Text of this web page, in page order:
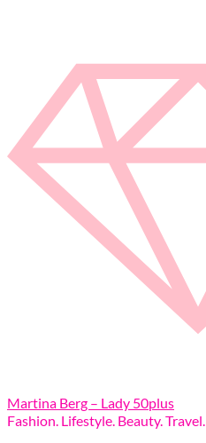
Martina Berg – Lady 50plus
Fashion. Lifestyle. Beauty. Travel.